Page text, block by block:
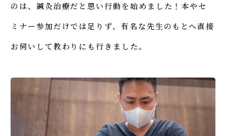
のは、鍼灸治療だと思い行動を始めました！本やセ
ミナー参加だけでは足りず、有名な先生のもとへ直接
お伺いして教わりにも行きました。